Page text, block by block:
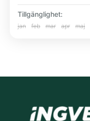
Tillgänglighet:
jan feb mar apr maj